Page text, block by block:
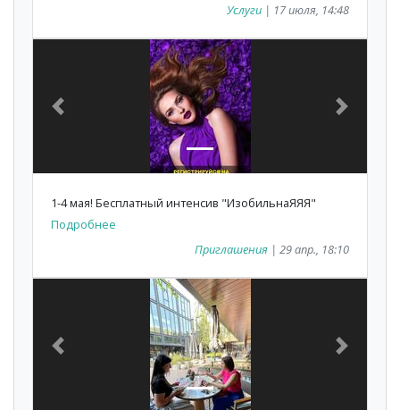
Услуги | 17 июля, 14:48
Previous Next
1-4 мая! Бесплатный интенсив "ИзобильнаЯЯЯ"
Подробнее
Приглашения | 29 апр., 18:10
Previous Next